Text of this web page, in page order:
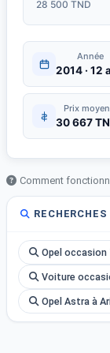
28 500 TND
Année
2014 · 12
Prix moyen
30 667
Comment
Opel occasion
Voiture
Opel Astra à